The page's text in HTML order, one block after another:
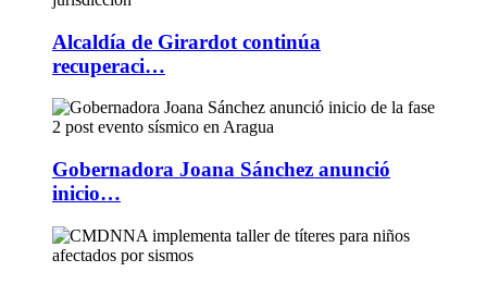
Alcaldía de Girardot continúa
recuperaci…
Gobernadora Joana Sánchez anunció
inicio…